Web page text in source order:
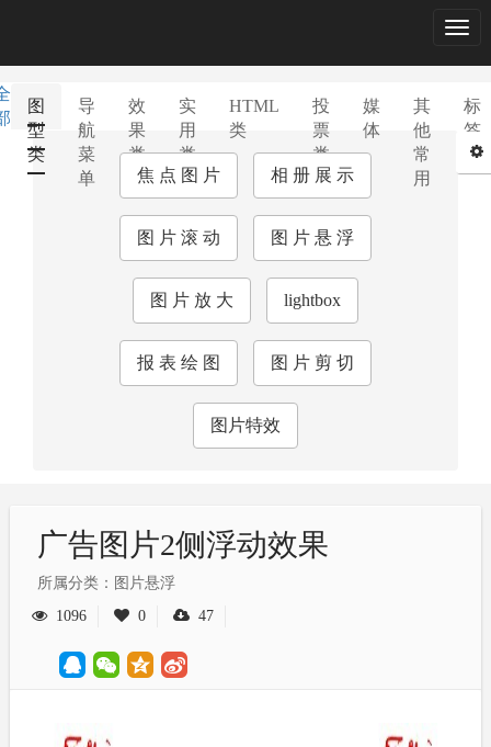
图
型
类
导
航
菜
单
效
果
类
实
用
类
HTML
类
投
票
类
媒
体
其
他
常
用
标
签
库
焦 点 图 片
相 册 展 示
图 片 滚 动 图 片 悬 浮
图 片 放 大 lightbox
报 表 绘 图 图 片 剪 切
图片特效
广告图片2侧浮动效果
所属分类：图片悬浮
1096
0 47